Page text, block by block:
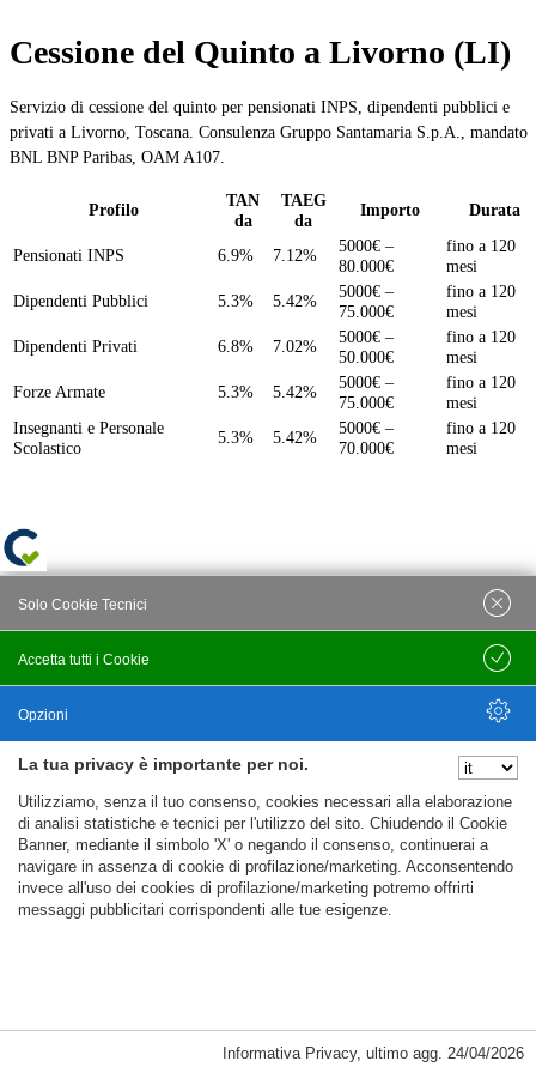
Cessione del Quinto a Livorno (LI)
Servizio di cessione del quinto per pensionati INPS, dipendenti pubblici e
privati a Livorno, Toscana. Consulenza Gruppo Santamaria S.p.A., mandato
BNL BNP Paribas, OAM A107.
Profilo
TAN
da
TAEG
da
Importo Durata
Pensionati INPS 6.9% 7.12%
5000€ –
80.000€
fino a 120
mesi
Dipendenti Pubblici
5.3% 5.42%
5000€ –
75.000€
fino a 120
mesi
Dipendenti Privati
6.8% 7.02%
5000€ –
50.000€
fino a 120
mesi
Forze Armate
5.3% 5.42%
5000€ –
75.000€
fino a 120
mesi
Insegnanti e Personale
Scolastico
5.3% 5.42%
5000€ –
70.000€
fino a 120
mesi
La tua privacy è importante per noi.
Utilizziamo, senza il tuo consenso, cookies necessari alla elaborazione
di analisi statistiche e tecnici per l'utilizzo del sito. Chiudendo il Cookie
Banner, mediante il simbolo 'X' o negando il consenso, continuerai a
navigare in assenza di cookie di profilazione/marketing. Acconsentendo
invece all'uso dei cookies di profilazione/marketing potremo offrirti
messaggi pubblicitari corrispondenti alle tue esigenze.
Cookie Necessari, Tecnici di Sessione
Accetta tutti i Cookie
Solo Cookie Tecnici
Salva
Opzioni
Nascondi Opzioni
Informativa Privacy, ultimo agg. 24/04/2026